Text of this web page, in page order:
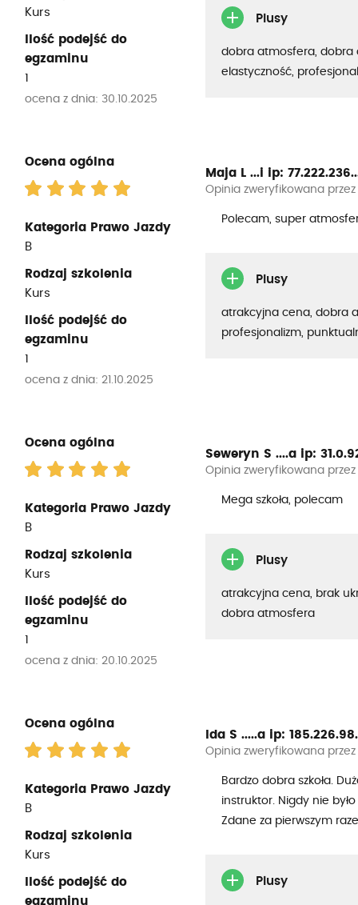
Kurs
Ilość podejść do
egzaminu
1
ocena z dnia: 30.10.2025
Plusy
dobra atmosfera, dobra
elastyczność,
Ocena ogólna
Kategoria Prawo Jazdy
B
Rodzaj szkolenia
Kurs
Ilość podejść do
egzaminu
1
ocena z dnia: 21.10.2025
Maja L ...i ip:
Opinia zweryfikowana
Polecam, super
Plusy
atrakcyjna cena, dobra
profesjonalizm,
Ocena ogólna
Kategoria Prawo Jazdy
B
Rodzaj szkolenia
Kurs
Ilość podejść do
egzaminu
1
ocena z dnia: 20.10.2025
Seweryn S ....a ip:
Opinia zweryfikowana
Mega szkoła, polecam
Plusy
atrakcyjna cena, brak
dobra atmosfera
Ocena ogólna
Kategoria Prawo Jazdy
B
Rodzaj szkolenia
Kurs
Ilość podejść do
egzaminu
Ida S .....a ip:
Opinia zweryfikowana
Bardzo dobra szkoła.
instruktor. Nigdy nie
Zdane za pierwszym
Plusy